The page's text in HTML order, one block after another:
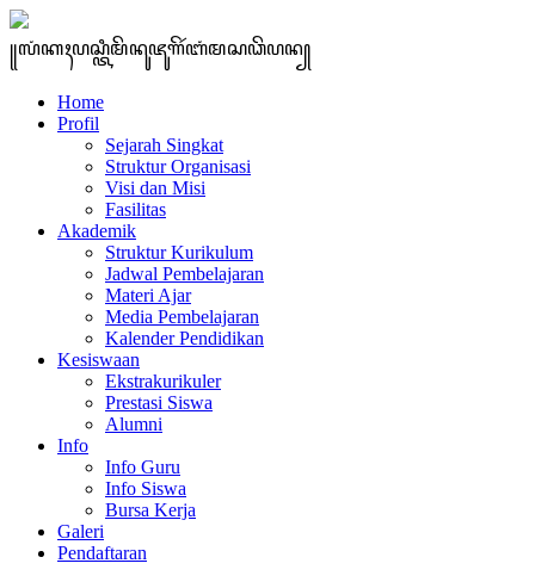
꧋ꦭꦁꦏꦃꦥꦱ꧀ꦠꦶꦩꦼꦤꦸꦗꦸꦒꦼꦂꦧꦁꦩꦱꦣꦼꦥꦤ꧀
Home
Profil
Sejarah Singkat
Struktur Organisasi
Visi dan Misi
Fasilitas
Akademik
Struktur Kurikulum
Jadwal Pembelajaran
Materi Ajar
Media Pembelajaran
Kalender Pendidikan
Kesiswaan
Ekstrakurikuler
Prestasi Siswa
Alumni
Info
Info Guru
Info Siswa
Bursa Kerja
Galeri
Pendaftaran